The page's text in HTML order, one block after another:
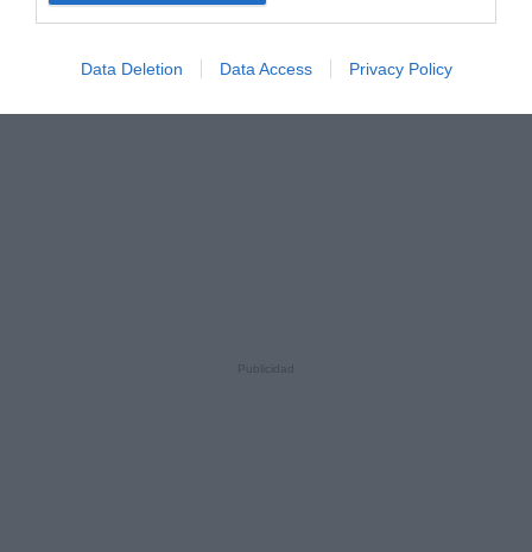
Data Deletion Data Access Privacy Policy